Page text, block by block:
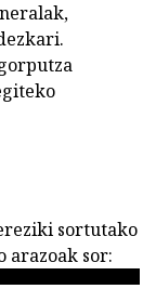
sortutako
arazoak sor: